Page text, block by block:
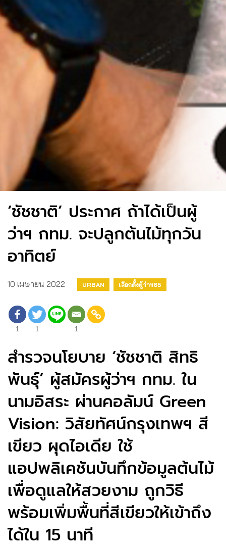
‘ชัชชาติ’ ประกาศ ถ้าได้เป็นผู้
ว่าฯ กทม. จะปลูกต้นไม้ทุกวัน
อาทิตย์
10 เมษายน 2022 URBAN เลือกตั้งผู้ว่าฯ65
1 1 1
สำรวจนโยบาย ‘ชัชชาติ สิทธิ
พันธุ์’ ผู้สมัครผู้ว่าฯ กทม. ใน
นามอิสระ ผ่านคอลัมน์ Green
Vision: วิสัยทัศน์กรุงเทพฯ สี
เขียว ผุดไอเดีย ใช้
แอปพลิเคชันบันทึกข้อมูลต้นไม้
เพื่อดูแลให้สวยงาม ถูกวิธี
พร้อมเพิ่มพื้นที่สีเขียวให้เข้าถึง
ได้ใน 15 นาที